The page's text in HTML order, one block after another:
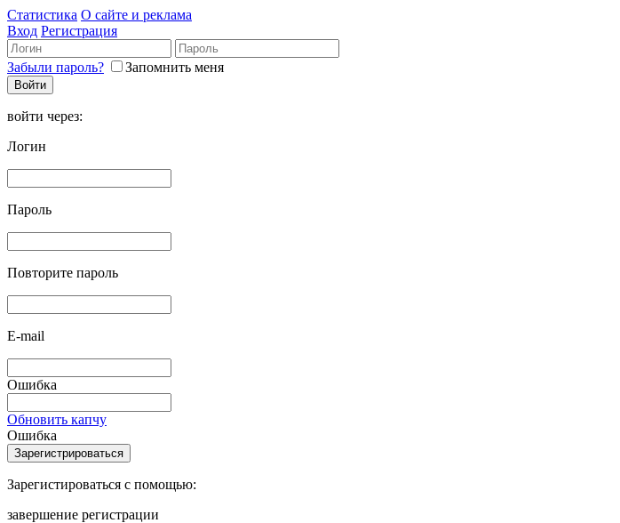
Статистика О сайте и реклама
Вход Регистрация
Забыли пароль? Запомнить меня
войти через:
Логин
Пароль
Повторите пароль
E-mail
Ошибка
Обновить капчу
Ошибка
Зарегистироваться с помощью:
завершение регистрации